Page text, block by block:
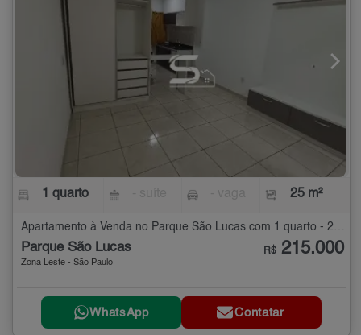
1 quarto 25 m²
Apartamento à Venda no Parque São Lucas com 1 quarto - 25 m²
Parque São Lucas
Zona Leste - São Paulo
R$ 215.000
WhatsApp Contatar